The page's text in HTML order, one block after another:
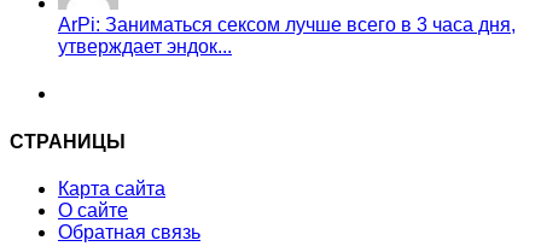
ArPi: Заниматься сексом лучше всего в 3 часа дня,
утверждает эндок...
СТРАНИЦЫ
Карта сайта
О сайте
Обратная связь